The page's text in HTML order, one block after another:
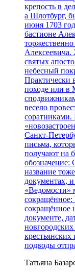
крепость в
а Шлотбург,
июня 1703
бастионе
торжественно
Алексеевича.
святых
небесный
Практически
походе или в
весело
Санкт-
письма,
получают на
обозначение:
название
документах,
«Ведомости»
сокращённое:
сокращённое
документе,
подводы
Татьяна